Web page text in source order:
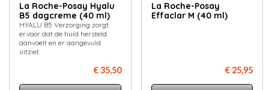
La Roche-Posay Hyalu
B5 dagcreme (40 ml)
HYALU B5 Verzorging zorgt
ervoor dat de huid hersteld
aanvoelt en er aangevuld
uitziet.
€ 35,50
La Roche-Posay
Effaclar M (40 ml)
€ 25,95